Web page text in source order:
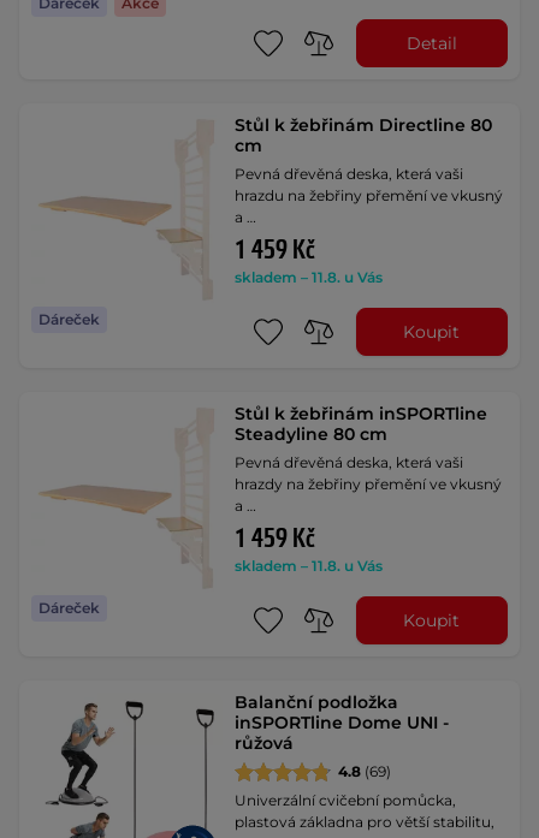
Detail
Dáreček
Stůl k žebřinám Directline 80
cm
Pevná dřevěná deska, která vaši
hrazdu na žebřiny přemění ve vkusný
a …
1 459 Kč
skladem – 11.8. u Vás
Koupit
Dáreček
Stůl k žebřinám inSPORTline
Steadyline 80 cm
Pevná dřevěná deska, která vaši
hrazdy na žebřiny přemění ve vkusný
a …
1 459 Kč
skladem – 11.8. u Vás
Koupit
Balanční podložka
inSPORTline Dome UNI -
růžová
4.8 (69)
Univerzální cvičební pomůcka,
plastová základna pro větší stabilitu,